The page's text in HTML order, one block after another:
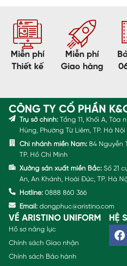
Miễn phí
Thiết kế
Miễn phí
Giao hàng
CÔNG TY CỔ PHẦN
Trụ sở chính: Tầng 11, Khối A,
Hùng, Phường Từ Liêm, TP. Hà Nội
Chi nhánh miền Nam: 84 Nguyễn
TP. Hồ Chí Minh
Xưởng sản xuất miền Bắc: Số 21
An, An Khánh, Hoài Đức, TP. Hà
Hotline: 0888 860 366
Email: dongphuc@aristino.com
VỀ ARISTINO UNIFORM
Hồ sơ năng lực
Chính sách Giao nhận
Chính sách Bảo hành
HỆ